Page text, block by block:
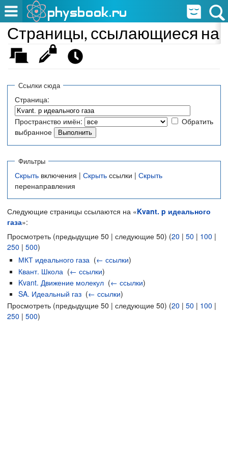
Страницы, ссылающиеся на
Ссылки сюда
Страница:
Пространство имён:
Обратить
выбранное
Фильтры
Скрыть включения | Скрыть ссылки | Скрыть
перенаправления
Следующие страницы ссылаются на «Kvant. p идеального
газа»:
Просмотреть (предыдущие 50 | следующие 50) (20 | 50 | 100 |
250 | 500)
МКТ идеального газа (← ссылки)
Квант. Школа (← ссылки)
Kvant. Движение молекул (← ссылки)
SA. Идеальный газ (← ссылки)
Просмотреть (предыдущие 50 | следующие 50) (20 | 50 | 100 |
250 | 500)